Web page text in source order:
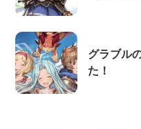
グラブル
た！